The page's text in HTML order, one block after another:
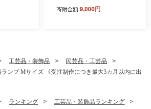
焼 《3-7
丑の日 真空パック おすすめ
寄附金額 9,000円
工芸品・装飾品
民芸品・工芸品
ンプ Mサイズ 《受注制作につき最大3カ月以内に出
ランキング
工芸品・装飾品ランキング